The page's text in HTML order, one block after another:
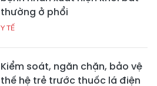
thường ở phổi
Y TẾ
Kiểm soát, ngăn chặn, bảo vệ
thế hệ trẻ trước thuốc lá điện